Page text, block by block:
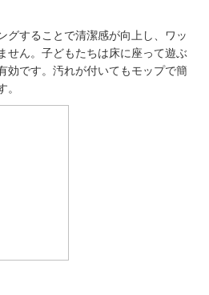
グすることで清潔感が向上し、ワッ
せん。子どもたちは床に座って遊ぶ
効です。汚れが付いてもモップで簡
。